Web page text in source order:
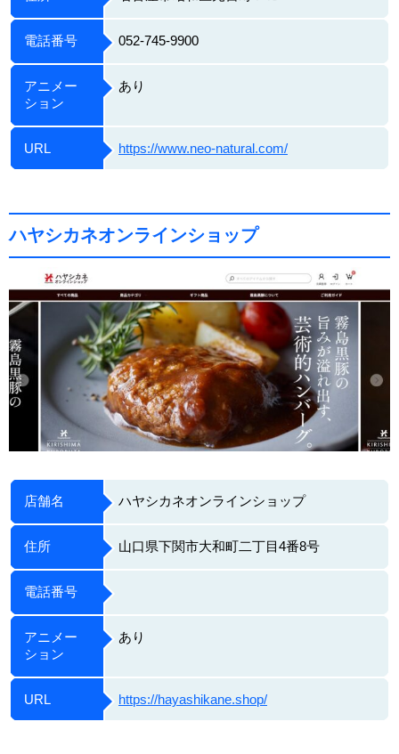
電話番号 052-745-9900
アニメー
ション
あり
URL https://www.neo-natural.com/
ハヤシカネオンラインショップ
店舗名 ハヤシカネオンラインショップ
住所 山口県下関市大和町二丁目4番8号
電話番号
アニメー
ション
あり
URL https://hayashikane.shop/